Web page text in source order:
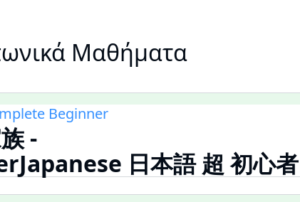
Μαθήματα
Beginner
-
日本語 超 初心者